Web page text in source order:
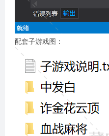
配套子游戏图：